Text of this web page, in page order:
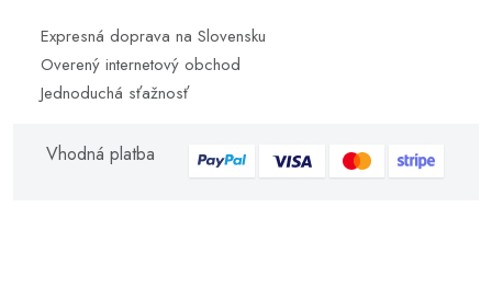
Expresná doprava na Slovensku
Overený internetový obchod
Jednoduchá sťažnosť
Vhodná platba